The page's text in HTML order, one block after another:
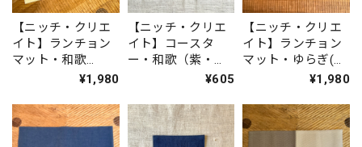
【ニッチ・クリエ
イト】ランチョン
マット・和歌
（紫・灰）IKI1549
¥1,980
【ニッチ・クリエ
イト】コースタ
ー・和歌（紫・
¥605
【ニッチ・クリエ
イト】ランチョン
マット・ゆらぎ(薄
¥1,980